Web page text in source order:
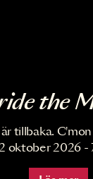
the
tillbaka.
oktober 2026 -